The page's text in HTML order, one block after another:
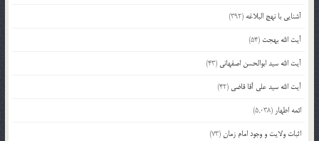
آشنایی با نهج البلاغه (392)
آیت الله بهجت (54)
آیت الله سید ابوالحسن اصفهانی (43)
آیت الله سید علی آقا قاضی (42)
ائمه اطهار (5,038)
اثبات ولایت و وجود امام زمان (73)